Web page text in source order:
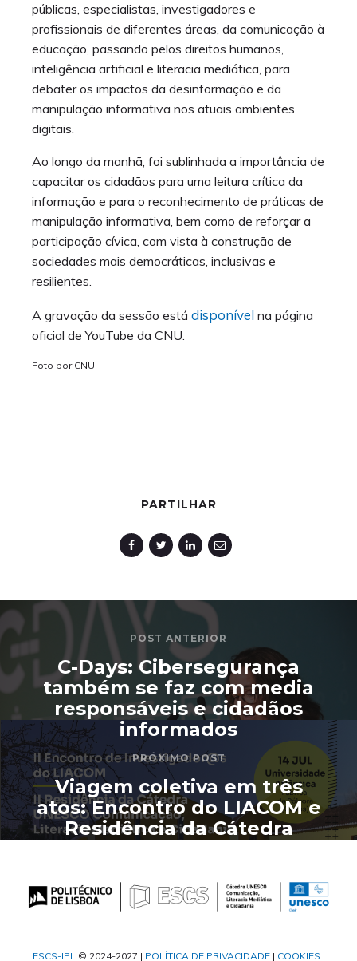
públicas, especialistas, investigadores e
profissionais de diferentes áreas, da comunicação à
educação, passando pelos direitos humanos,
inteligência artificial e literacia mediática, para
debater os impactos da desinformação e da
manipulação informativa nos atuais ambientes
digitais.
Ao longo da manhã, foi sublinhada a importância de
capacitar os cidadãos para uma leitura crítica da
informação e para o reconhecimento de práticas de
manipulação informativa, bem como de reforçar a
participação cívica, com vista à construção de
sociedades mais democráticas, inclusivas e
resilientes.
A gravação da sessão está disponível na página
oficial de YouTube da CNU.
Foto por CNU
PARTILHAR
POST ANTERIOR
C-Days: Cibersegurança
também se faz com media
responsáveis e cidadãos
informados
PRÓXIMO POST
Viagem coletiva em três
atos: Encontro do LIACOM e
Residência da Cátedra
ESCS-IPL© 2024-2027 | POLÍTICA DE PRIVACIDADE| COOKIES |